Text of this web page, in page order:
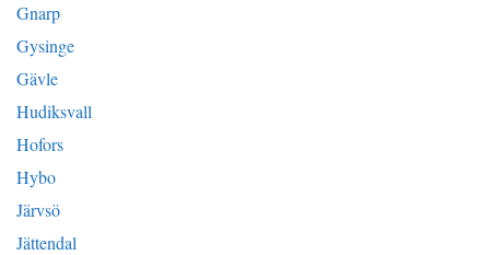
Gnarp
Gysinge
Gävle
Hudiksvall
Hofors
Hybo
Järvsö
Jättendal